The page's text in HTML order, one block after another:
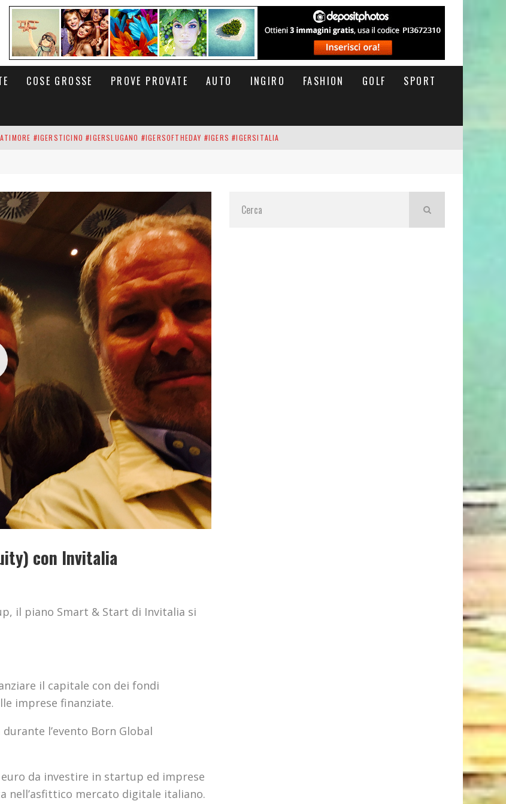
COSE GROSSE PROVE PROVATE AUTO INGIRO FASHION GOLF SPORT
#IGERSTICINO #IGERSLUGANO #IGERSOFTHEDAY #IGERS #IGERSITALIA
È QUI: IL CENTRO COMMERCIALE DI ARESE OLTRE 10 KM DI CODA. POTETE MORIRE QUI.
con Invitalia
il piano Smart & Start di Invitalia si
il capitale con dei fondi
imprese finanziate.
l’evento Born Global
da investire in startup ed imprese
nell’asfittico mercato digitale italiano.